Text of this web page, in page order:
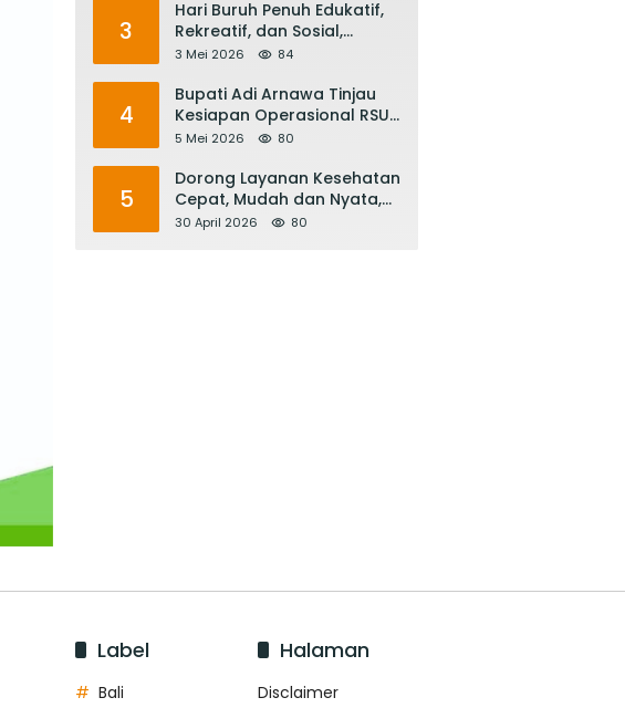
Pariwisata Bali
3
Hari Buruh Penuh Edukatif,
Rekreatif, dan Sosial,
Gubernur Koster: Matur
Mesin Ekonomi Bali
3 Mei 2026 84
4
Bupati Adi Arnawa Tinjau
Kesiapan Operasional RSUD
Giri Asih, Harapkan Jadi RS
5 Mei 2026 80
5
Dorong Layanan Kesehatan
Cepat, Mudah dan Nyata,
Bupati Adi Arnawa Evaluasi
30 April 2026 80
Label
Bali
Halaman
Disclaimer